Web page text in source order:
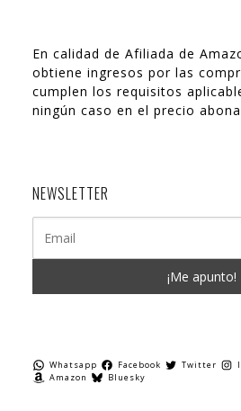
En calidad de Afiliada de
obtiene ingresos por las
cumplen los requisitos
ningún caso en el precio
NEWSLETTER
Whatsapp Facebook Twitter
Amazon
Bluesky